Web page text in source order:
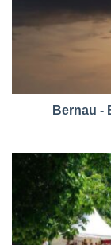
Bernau -